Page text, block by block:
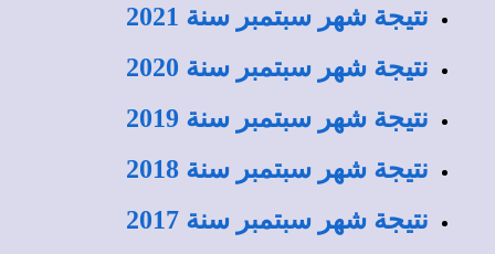
نتيجة شهر سبتمبر سنة 202 1
نتيجة شهر سبتمبر سنة 202 0
نتيجة شهر سبتمبر سنة 201 9
نتيجة شهر سبتمبر سنة 201 8
نتيجة شهر سبتمبر سنة 2017